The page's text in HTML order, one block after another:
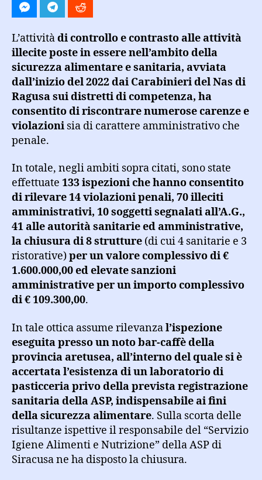
L’attivitàdi controllo e contrasto alle attività
illecite poste in essere nell’ambito della
sicurezza alimentare e sanitaria, avviata
dall’inizio del 2022 dai Carabinieri del Nas di
Ragusa sui distretti di competenza, ha
consentito di riscontrare numerose carenze e
violazioni sia di carattere amministrativo che
penale.
In totale, negli ambiti sopra citati, sono state
effettuate 133 ispezioni che hanno consentito
di rilevare 14 violazioni penali, 70 illeciti
amministrativi, 10 soggetti segnalati all’A.G.,
41 alle autorità sanitarie ed amministrative,
la chiusura di 8 strutture (di cui 4 sanitarie e 3
ristorative)per un valore complessivo di €
1.600.000,00 ed elevate sanzioni
amministrative per un importo complessivo
di € 109.300,00.
In tale ottica assume rilevanzal’ispezione
eseguita presso un noto bar-caffè della
provincia aretusea, all’interno del quale si è
accertata l’esistenza di un laboratorio di
pasticceria privo della prevista registrazione
sanitaria della ASP, indispensabile ai fini
della sicurezza alimentare. Sulla scorta delle
risultanze ispettive il responsabile del “Servizio
Igiene Alimenti e Nutrizione” della ASP di
Siracusa ne ha disposto la chiusura.